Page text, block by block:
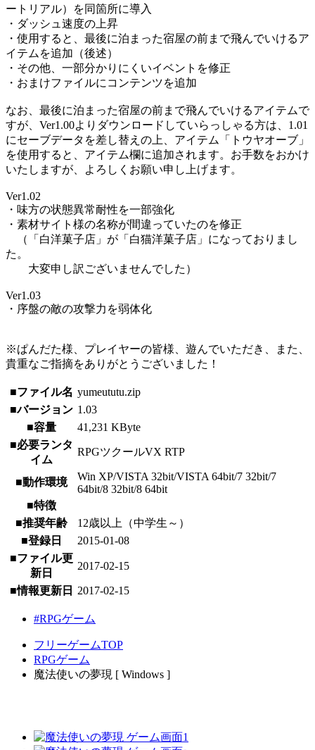
ートリアル）を同箇所に導入
・ダッシュ速度の上昇
・使用すると、最後に泊まった宿屋の前まで飛んでいけるア
イテムを追加（後述）
・その他、一部分かりにくいイベントを修正
・おまけファイルにコンテンツを追加
なお、最後に泊まった宿屋の前まで飛んでいけるアイテムで
すが、Ver1.00よりダウンロードしていらっしゃる方は、1.01
にセーブデータを差し替えの上、アイテム「トウヤオーブ」
を使用すると、アイテム欄に追加されます。お手数をおかけ
いたしますが、よろしくお願い申し上げます。
Ver1.02
・味方の状態異常耐性を一部強化
・素材サイト様の名称が間違っていたのを修正
（「白洋菓子店」が「白猫洋菓子店」になっておりまし
た。
大変申し訳ございませんでした）
Ver1.03
・序盤の敵の攻撃力を弱体化
※ぱんだた様、プレイヤーの皆様、遊んでいただき、また、
貴重なご指摘をありがとうございました！
■ファイル名 yumeututu.zip
■バージョン 1.03
■容量
41,231 KByte
■必要ランタ
イム
RPGツクールVX RTP
■動作環境
Win XP/VISTA 32bit/VISTA 64bit/7 32bit/7
64bit/8 32bit/8 64bit
■特徴
■推奨年齢
12歳以上（中学生～）
■登録日
2015-01-08
■ファイル更
新日
2017-02-15
■情報更新日 2017-02-15
#RPGゲーム
フリーゲームTOP
RPGゲーム
魔法使いの夢現 [ Windows ]